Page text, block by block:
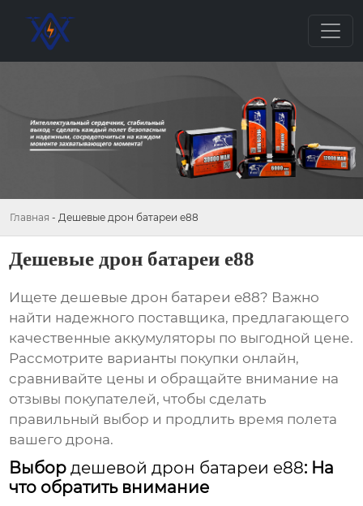
Главная - Дешевые дрон батареи e88
Дешевые дрон батареи e88
Ищетедешевые дрон батареи e88? Важно
найти надежного поставщика, предлагающего
качественные аккумуляторы по выгодной цене.
Рассмотрите варианты покупки онлайн,
сравнивайте цены и обращайте внимание на
отзывы покупателей, чтобы сделать
правильный выбор и продлить время полета
вашего дрона.
Выбордешевой дрон батареи e88: На
что обратить внимание